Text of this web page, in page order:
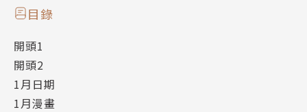
目錄
開頭1
開頭2
1月日期
1月漫畫